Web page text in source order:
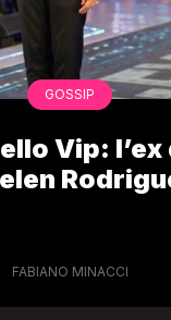
GOSSIP
Vip: l’ex
FABIANO MINACCI